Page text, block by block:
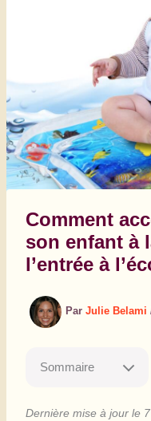
Comment
son enfant à
l’entrée à
Par Julie Belami
Sommaire
Dernière mise à jour le